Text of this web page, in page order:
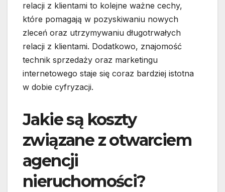
relacji z klientami to kolejne ważne cechy,
które pomagają w pozyskiwaniu nowych
zleceń oraz utrzymywaniu długotrwałych
relacji z klientami. Dodatkowo, znajomość
technik sprzedaży oraz marketingu
internetowego staje się coraz bardziej istotna
w dobie cyfryzacji.
Jakie są koszty
związane z otwarciem
agencji
nieruchomości?